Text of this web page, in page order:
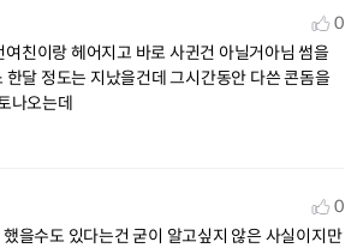
0
여친이랑 헤어지고 바로 사귄건 아닐거아님 썸을
한달 정도는 지났을건데 그시간동안 다쓴 콘돔을
나오는데
0
을수도 있다는건 굳이 알고싶지 않은 사실이지만